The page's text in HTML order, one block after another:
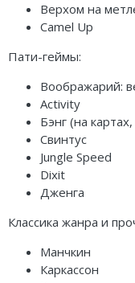
Верхом на
Camel Up
Пати-геймы:
Воображарий:
Activity
Бэнг (на
Свинтус
Jungle Speed
Dixit
Дженга
Классика жанра и
Манчкин
Каркассон
Игры-квесты
Викторины
Для взрослых
Эврикус
Банда умников
Остальные